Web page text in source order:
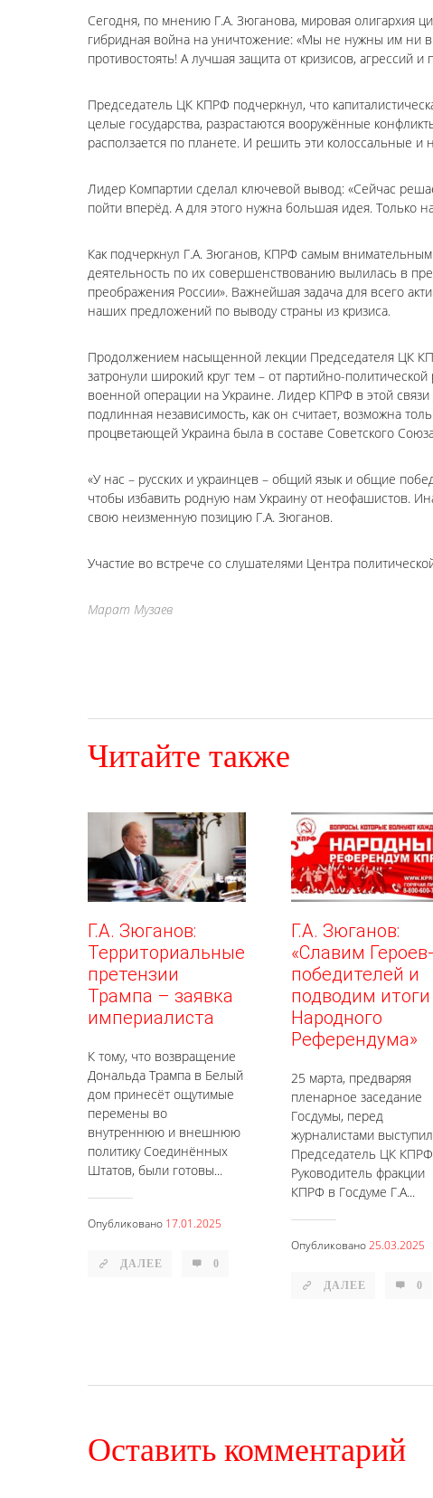
Сегодня, по мнению Г.А. Зюганова, мировая олигархия
гибридная война на уничтожение: «Мы не нужны им ни в
противостоять! А лучшая защита от кризисов, агрессий
Председатель ЦК КПРФ подчеркнул, что
целые государства, разрастаются вооружённые
расползается по планете. И решить эти колоссальные
Лидер Компартии сделал ключевой вывод: «Сейчас
пойти вперёд. А для этого нужна большая идея.
Как подчеркнул Г.А. Зюганов, КПРФ самым
деятельность по их совершенствованию вылилась в
преображения России». Важнейшая задача для всего
наших предложений по выводу страны из кризиса.
Продолжением насыщенной лекции Председателя ЦК
затронули широкий круг тем – от партийно-
военной операции на Украине. Лидер КПРФ в этой связи
подлинная независимость, как он считает, возможна
процветающей Украина была в составе Советского
«У нас – русских и украинцев – общий язык и общие
чтобы избавить родную нам Украину от неофашистов.
свою неизменную позицию Г.А. Зюганов.
Участие во встрече со слушателями Центра
Марат Музаев
Читайте также
Г.А. Зюганов:
Территориальные
претензии
Трампа – заявка
империалиста
К тому, что возвращение
Дональда Трампа в Белый
дом принесёт ощутимые
перемены во
внутреннюю и внешнюю
политику Соединённых
Штатов, были готовы...
Опубликовано 17.01.2025
ДАЛЕЕ 0
Г.А. Зюганов:
«Славим Героев-
победителей и
подводим итоги
Народного
Референдума»
25 марта, предваряя
пленарное заседание
Госдумы, перед
журналистами выступил
Председатель ЦК
Руководитель фракции
КПРФ в Госдуме Г.А...
Опубликовано25.03.2025
ДАЛЕЕ 0
Оставить комментарий